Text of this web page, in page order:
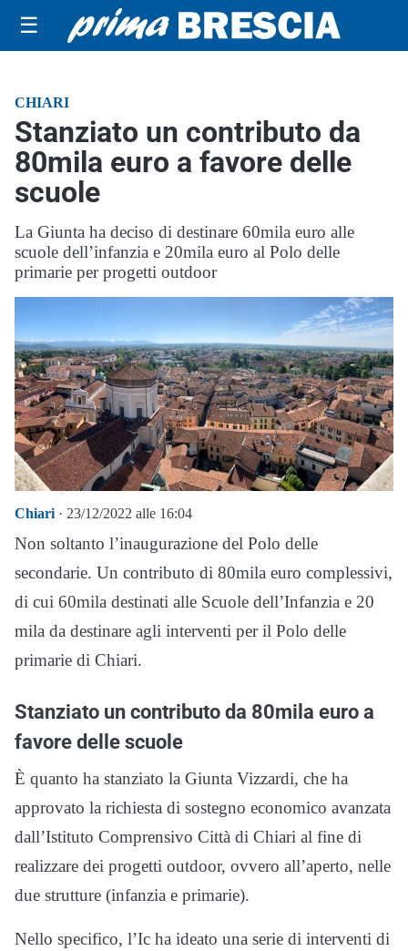
☰
CHIARI
Stanziato un contributo da
80mila euro a favore delle
scuole
La Giunta ha deciso di destinare 60mila euro alle
scuole dell’infanzia e 20mila euro al Polo delle
primarie per progetti outdoor
Chiari· 23/12/2022 alle 16:04
Non soltanto l’inaugurazione del Polo delle
secondarie. Un contributo di 80mila euro complessivi,
di cui 60mila destinati alle Scuole dell’Infanzia e 20
mila da destinare agli interventi per il Polo delle
primarie di Chiari.
Stanziato un contributo da 80mila euro a
favore delle scuole
È quanto ha stanziato la Giunta Vizzardi, che ha
approvato la richiesta di sostegno economico avanzata
dall’Istituto Comprensivo Città di Chiari al fine di
realizzare dei progetti outdoor, ovvero all’aperto, nelle
due strutture (infanzia e primarie).
Nello specifico, l’Ic ha ideato una serie di interventi di